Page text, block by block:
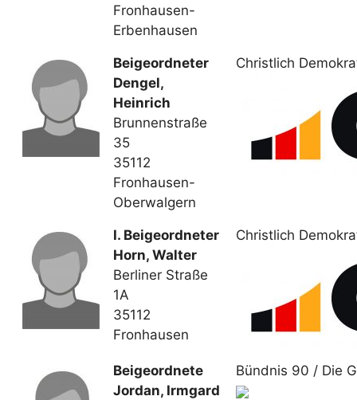
Fronhausen-
Erbenhausen
Beigeordneter
Dengel,
Heinrich
Brunnenstraße
35
35112
Fronhausen-
Oberwalgern
Christlich
I. Beigeordneter
Horn, Walter
Berliner Straße
1A
35112
Fronhausen
Christlich
Beigeordnete
Jordan, Irmgard
Bündnis 90 / Die